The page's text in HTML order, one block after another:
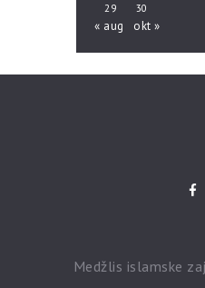
29
30
« aug okt »
Medžlis islamske